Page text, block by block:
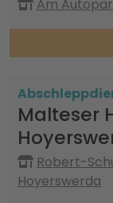
Am
Malteser
Robert-
Hoyerswerda